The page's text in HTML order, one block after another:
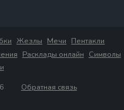
Жезлы Мечи Пентакли
Расклады онлайн Символы
Обратная связь